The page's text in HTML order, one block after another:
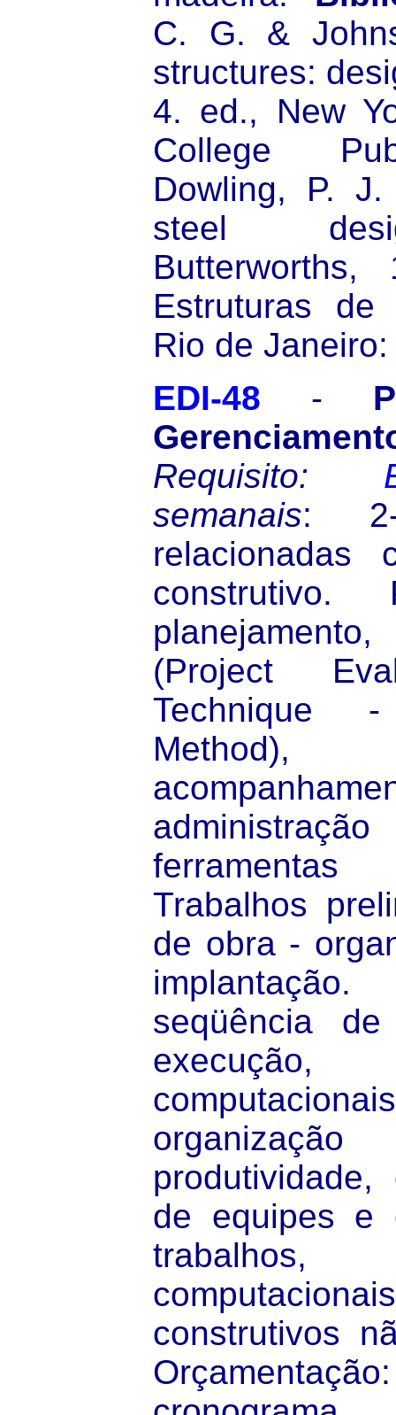
C. G. &
structures:
4. ed., New
College
Dowling, P.
steel
Estruturas
Rio de
EDI-48 -
Requisito:
semanais: 2-
relacionadas
construtivo.
(Project
Technique
ferramentas
Trabalhos
de obra -
seqüência
produtividade,
de equipes e
trabalhos,
construtivos